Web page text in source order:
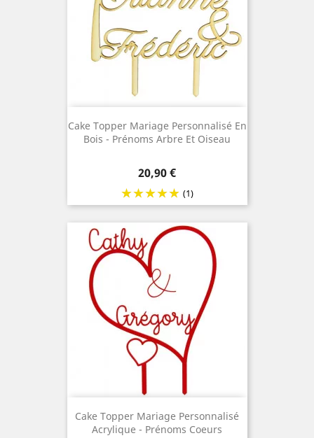
Cake Topper Mariage Personnalisé En
Bois - Prénoms Arbre Et Oiseau
Prix
20,90 €
(1)
Cake Topper Mariage Personnalisé
Acrylique - Prénoms Coeurs